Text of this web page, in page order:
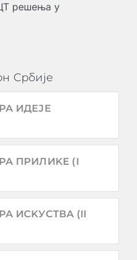
решења у
Србије
ИДЕЈЕ
ПРИЛИKЕ (I
ИСKУСТВА (II